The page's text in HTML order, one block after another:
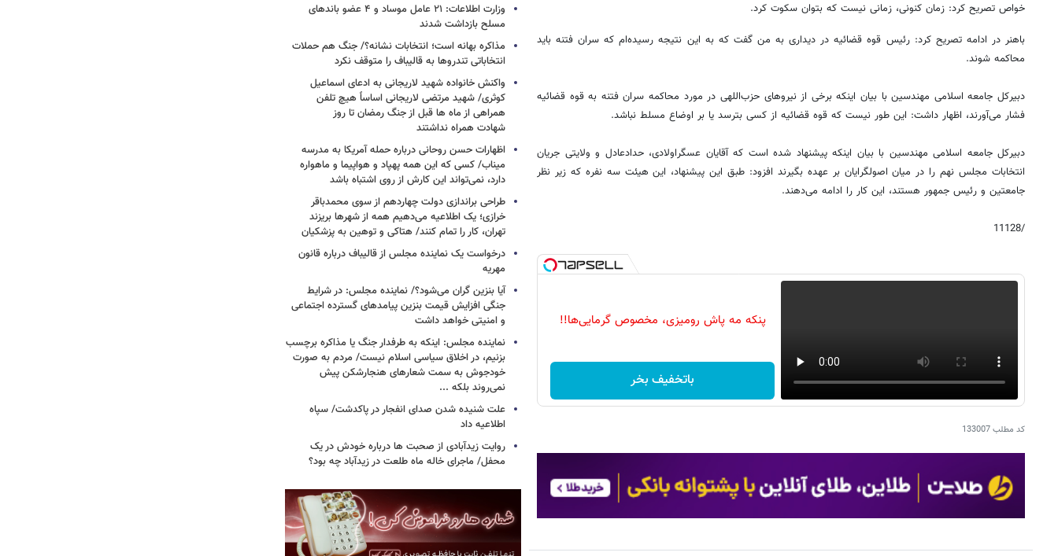
خواص تصریح کرد: زمان کنونی، زمانی نیست که بتوان سکوت کرد.
باهنر در ادامه تصریح کرد: رئیس قوه قضائیه در دیداری به من گفت که به این نتیجه رسیده‌ام که سران فتنه باید
محاکمه شوند.
دبیرکل جامعه اسلامی مهندسین با بیان اینکه برخی از نیروهای حزب‌اللهی در مورد محاکمه سران فتنه به قوه قضائیه
فشار می‌آورند، اظهار داشت: این طور نیست که قوه قضائیه از کسی بترسد یا بر اوضاع مسلط نباشد.
دبیرکل جامعه اسلامی مهندسین با بیان اینکه پیشنهاد شده است که آقایان عسگراولادی، حدادعادل و ولایتی جریان
انتخابات مجلس نهم را در میان اصولگرایان بر عهده بگیرند افزود: طبق این پیشنهاد، این هیئت سه نفره که زیر نظر
جامعتین و رئیس جمهور هستند، این کار را ادامه می‌دهند.
/11128
پنکه مه پاش رومیزی، مخصوص گرمایی‌ها!!
باتخفیف بخر
کد مطلب133007
وزارت اطلاعات: ۲۱ عامل موساد و ۴ عضو باندهای
مسلح بازداشت شدند
مذاکره بهانه است؛ انتخابات نشانه؟/ جنگ هم حملات
انتخاباتی تندروها به قالیباف را متوقف نکرد
واکنش خانواده شهید لاریجانی به ادعای اسماعیل
کوثری/ شهید مرتضی لاریجانی اساساً هیچ تلفن
همراهی از ماه ها قبل از جنگ رمضان تا روز
شهادت همراه نداشتند
اظهارات حسن روحانی درباره حمله آمریکا به مدرسه
میناب/ کسی که این همه پهپاد و هواپیما و ماهواره
دارد، نمی‌تواند این کارش از روی اشتباه باشد
طراحی براندازی دولت چهاردهم از سوی محمدباقر
خرازی؛ یک اطلاعیه می‌دهیم همه از شهرها بریزند
تهران، کار را تمام کنند/ هتاکی و توهین به پزشکیان
درخواست یک نماینده مجلس از قالیباف درباره قانون
مهریه
آیا بنزین گران می‌شود؟/ نماینده مجلس: در شرایط
جنگی افزایش قیمت بنزین پیامدهای گسترده اجتماعی
و امنیتی خواهد داشت
نماینده مجلس: اینکه به طرفدار جنگ یا مذاکره برچسب
بزنیم، در اخلاق سیاسی اسلام نیست/ مردم به صورت
خودجوش به سمت شعارهای هنجارشکن پیش
نمی‌روند بلکه ...
علت شنیده شدن صدای انفجار در پاکدشت/ سپاه
اطلاعیه داد
روایت زیدآبادی از صحبت ها درباره خودش در یک
محفل/ ماجرای خاله ماه طلعت در زیدآباد چه بود؟